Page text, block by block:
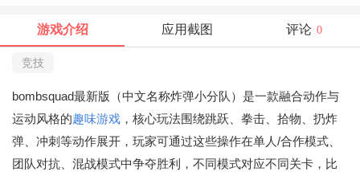
游戏介绍 应用截图 评论 0
竞技
bombsquad最新版（中文名称炸弹小分队）是一款融合动作与
运动风格的趣味游戏 ，核心玩法围绕跳跃、拳击、拾物、扔炸
弹、冲刺等动作展开，玩家可通过这些操作在单人/合作模式、
团队对抗、混战模式中争夺胜利，不同模式对应不同关卡，比